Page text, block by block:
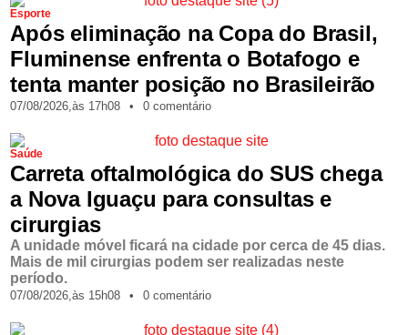
Esporte
Após eliminação na Copa do Brasil,
Fluminense enfrenta o Botafogo e
tenta manter posição no Brasileirão
07/08/2026,às 17h08 • 0 comentário
Saúde
Carreta oftalmológica do SUS chega
a Nova Iguaçu para consultas e
cirurgias
A unidade móvel ficará na cidade por cerca de 45 dias.
Mais de mil cirurgias podem ser realizadas neste
período.
07/08/2026,às 15h08 • 0 comentário